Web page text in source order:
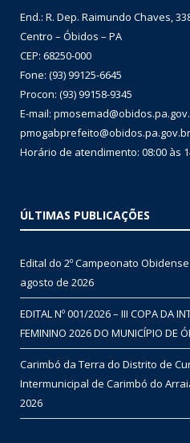
End.: R. Dep. Raimundo Chaves,
Centro – Óbidos – PA
CEP: 68250-000
Fone: (93) 99125-6645
Procon: (93) 99158-9345
E-mail:
pmogabprefeito@obidos.pa.gov.br
Horário de atendimento: 08:00 às
ÚLTIMAS PUBLICAÇÕES
Edital do 2º Campeonato
agosto de 2026
EDITAL Nº 001/2026 – III COPA DA
FEMININO 2026 DO MUNICÍPIO DE
Carimbó da Terra do Distrito de
Intermunicipal de Carimbó do
2026